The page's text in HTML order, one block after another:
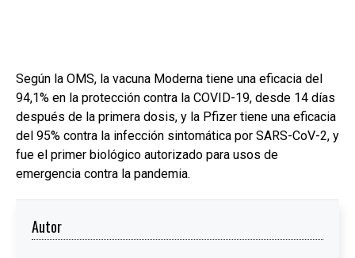
Según la OMS, la vacuna Moderna tiene una eficacia del
94,1% en la protección contra la COVID-19, desde 14 días
después de la primera dosis, y la Pfizer tiene una eficacia
del 95% contra la infección sintomática por SARS-CoV-2, y
fue el primer biológico autorizado para usos de
emergencia contra la pandemia.
Autor